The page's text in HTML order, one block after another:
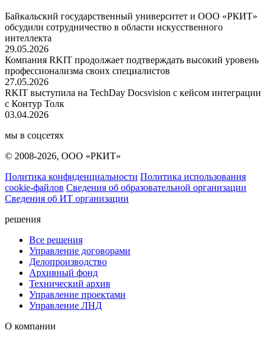
Байкальский государственный университет и ООО «РКИТ»
обсудили сотрудничество в области искусственного
интеллекта
29.05.2026
Компания RKIT продолжает подтверждать высокий уровень
профессионализма своих специалистов
27.05.2026
RKIT выступила на TechDay Docsvision с кейсом интеграции
с Контур Толк
03.04.2026
мы в соцсетях
© 2008-2026, ООО «РКИТ»
Политика конфиденциальности Политика использования
cookie-файлов Сведения об образовательной организации
Сведения об ИТ организации
решения
Все решения
Управление договорами
Делопроизводство
Архивный фонд
Технический архив
Управление проектами
Управление ЛНД
О компании